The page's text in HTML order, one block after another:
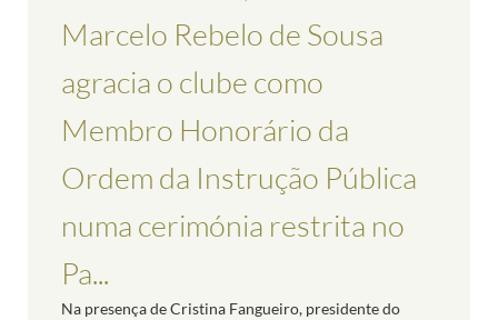
Marcelo Rebelo de Sousa
agracia o clube como
Membro Honorário da
Ordem da Instrução Pública
numa cerimónia restrita no
Pa...
Na presença de Cristina Fangueiro, presidente do